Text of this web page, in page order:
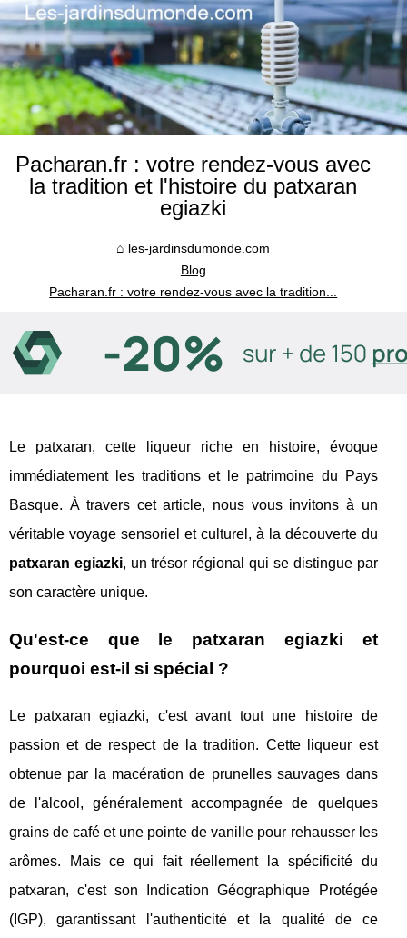
Pacharan.fr : votre rendez-vous avec
la tradition et l'histoire du patxaran
egiazki
les-jardinsdumonde.com
Blog
Pacharan.fr : votre rendez-vous avec la tradition...
Le patxaran, cette liqueur riche en histoire, évoque
immédiatement les traditions et le patrimoine du Pays
Basque. À travers cet article, nous vous invitons à un
véritable voyage sensoriel et culturel, à la découverte du
patxaran egiazki, un trésor régional qui se distingue par
son caractère unique.
Qu'est-ce que le patxaran egiazki et
pourquoi est-il si spécial ?
Le patxaran egiazki, c'est avant tout une histoire de
passion et de respect de la tradition. Cette liqueur est
obtenue par la macération de prunelles sauvages dans
de l'alcool, généralement accompagnée de quelques
grains de café et une pointe de vanille pour rehausser les
arômes. Mais ce qui fait réellement la spécificité du
patxaran, c'est son Indication Géographique Protégée
(IGP), garantissant l'authenticité et la qualité de ce